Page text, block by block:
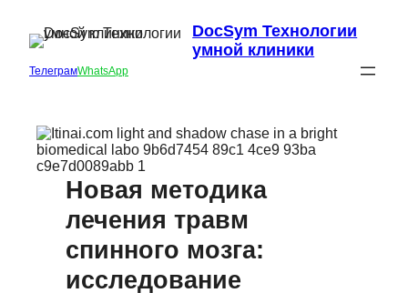
DocSym Технологии
умной клиники
ТелеграмWhatsApp
Новая методика
лечения травм
спинного мозга:
исследование